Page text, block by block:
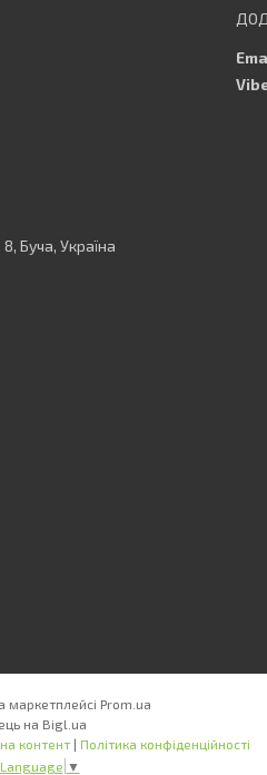
Буча, Україна
маркетплейсі Prom.ua
на Bigl.ua
контент | Політика конфіденційності
▼